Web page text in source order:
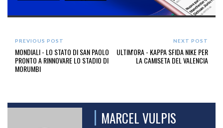
PREVIOUS POST
MONDIALI - LO STATO DI SAN PAOLO
PRONTO A RINNOVARE LO STADIO DI
MORUMBI
NEXT POST
ULTIM'ORA - KAPPA SFIDA NIKE PER
LA CAMISETA DEL VALENCIA
MARCEL VULPIS